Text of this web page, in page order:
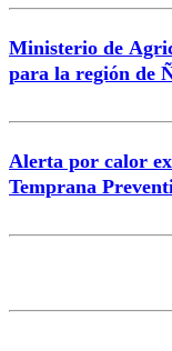
Ministerio de
para la región de
Alerta por calor
Temprana